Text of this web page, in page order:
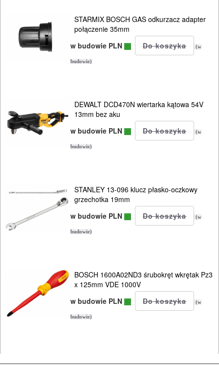
BHP
OGRODNICZE
NARZĘDZIA
PILARKI-
CIŚNIENIOWE
STARMIX BOSCH GAS odkurzacz adapter
połączenie 35mm
w budowie PLN
(w
budowie)
DEWALT DCD470N wiertarka kątowa 54V
13mm bez aku
w budowie PLN
(w
budowie)
STANLEY 13-096 klucz płasko-oczkowy
grzechotka 19mm
w budowie PLN
(w
budowie)
BOSCH 1600A02ND3 śrubokręt wkrętak Pz3
x 125mm VDE 1000V
w budowie PLN
(w
budowie)